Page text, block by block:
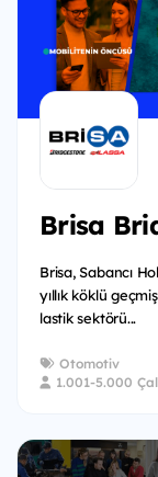
Brisa
Brisa, Sabancı
yıllık köklü
lastik sektörü...
Otomotiv
1.001-5.000